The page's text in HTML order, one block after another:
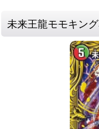
未来王龍モモキン